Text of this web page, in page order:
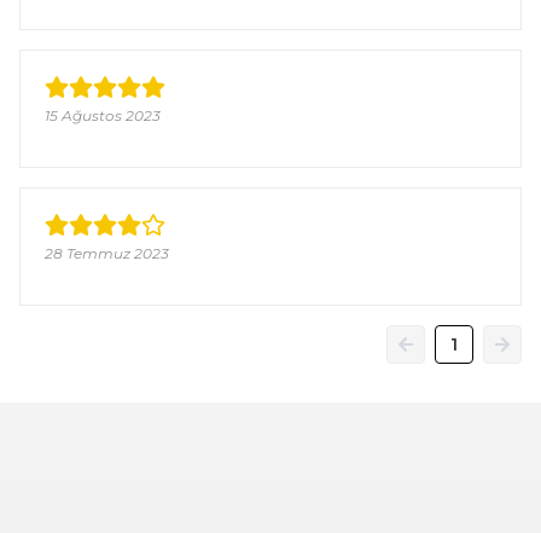
15 Ağustos 2023
28 Temmuz 2023
1